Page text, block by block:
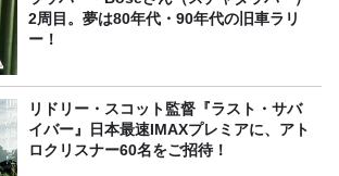
2周目。夢は80年代・90年代の旧車ラリ
ー！
リドリー・スコット監督『ラスト・サバ
イバー』日本最速IMAXプレミアに、アト
ロクリスナー60名をご招待！